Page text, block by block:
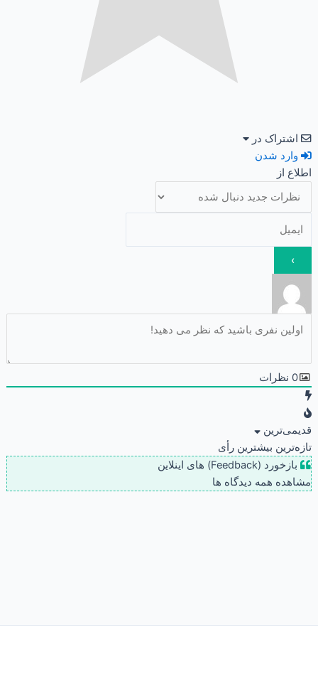
اشتراک در
وارد شدن
اطلاع از
0 نظرات
قدیمی‌ترین
تازه‌ترین بیشترین رأی
بازخورد (Feedback) های اینلاین
مشاهده همه دیدگاه ها